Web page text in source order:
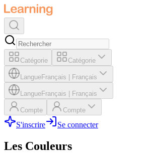
Catégorie Catégorie
LangueFrançais Français
LangueFrançais Français
Compte Compte
S'inscrire Se connecter
Les Couleurs